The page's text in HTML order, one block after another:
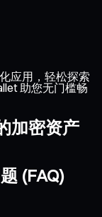
应用，轻松探索
助您无门槛畅
加密资产
(FAQ)